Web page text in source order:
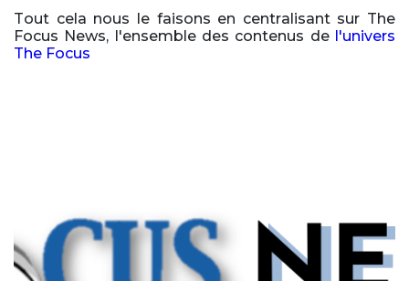
Tout cela nous le faisons en centralisant sur The
Focus News, l'ensemble des contenus del'univers
The Focus